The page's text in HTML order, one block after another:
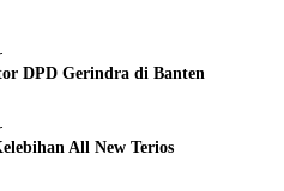
DPD Gerindra di Banten
All New Terios